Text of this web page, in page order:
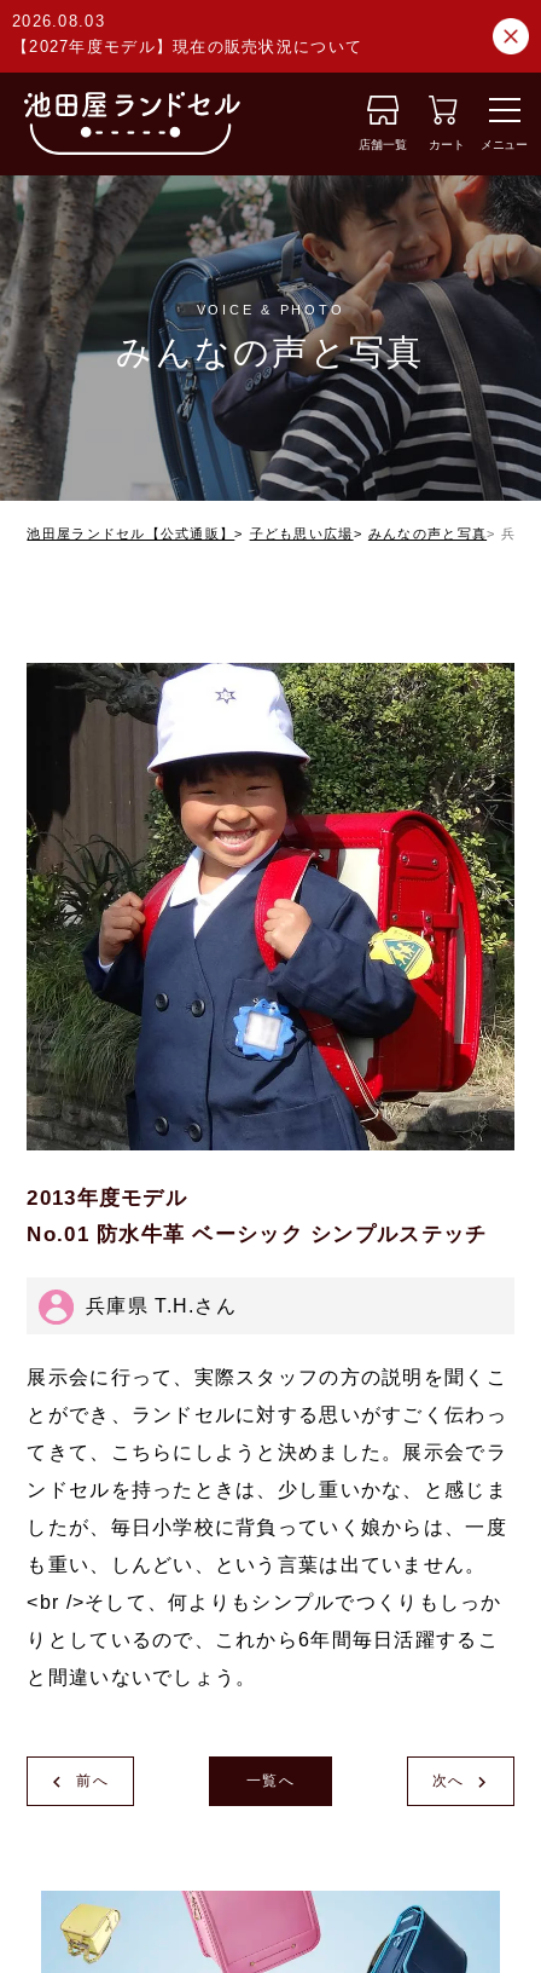
2026.08.03
【2027年度モデル】現在の販売状況について
店舗一覧 カート メニュー
VOICE & PHOTO
みんなの声と写真
池田屋ランドセル【公式通販】 子ども思い広場 みんなの声と写真 兵庫
2013年度モデル
No.01 防水牛革 ベーシック シンプルステッチ
兵庫県 T.H.さん
展示会に行って、実際スタッフの方の説明を聞くこ
とができ、ランドセルに対する思いがすごく伝わっ
てきて、こちらにしようと決めました。展示会でラ
ンドセルを持ったときは、少し重いかな、と感じま
したが、毎日小学校に背負っていく娘からは、一度
も重い、しんどい、という言葉は出ていません。
<br />そして、何よりもシンプルでつくりもしっか
りとしているので、これから6年間毎日活躍するこ
と間違いないでしょう。
前へ 次へ
一覧へ